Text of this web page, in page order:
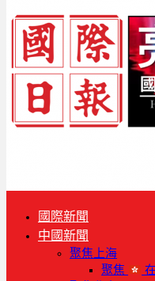
國際新聞
中國新聞
聚焦上海
聚焦